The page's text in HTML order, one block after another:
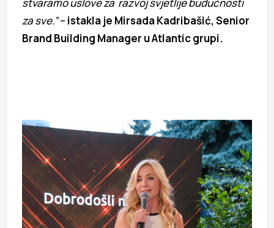
stvaramo uslove za razvoj svjetlije budućnosti
za sve.”– istakla je Mirsada Kadribašić, Senior
Brand Building Manager u Atlantic grupi.